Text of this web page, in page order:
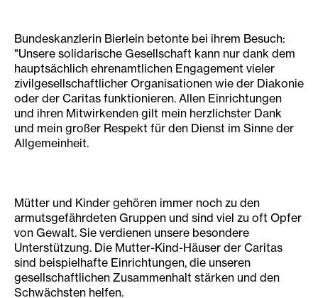
Bundeskanzlerin Bierlein betonte bei ihrem Besuch:
"Unsere solidarische Gesellschaft kann nur dank dem
hauptsächlich ehrenamtlichen Engagement vieler
zivilgesellschaftlicher Organisationen wie der Diakonie
oder der Caritas funktionieren. Allen Einrichtungen
und ihren Mitwirkenden gilt mein herzlichster Dank
und mein großer Respekt für den Dienst im Sinne der
Allgemeinheit.
Mütter und Kinder gehören immer noch zu den
armutsgefährdeten Gruppen und sind viel zu oft Opfer
von Gewalt. Sie verdienen unsere besondere
Unterstützung. Die Mutter-Kind-Häuser der Caritas
sind beispielhafte Einrichtungen, die unseren
gesellschaftlichen Zusammenhalt stärken und den
Schwächsten helfen.